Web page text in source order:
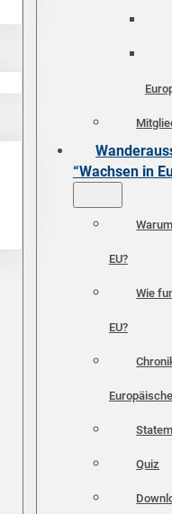
“Wachsen in
EU?
Wie
EU?
Quiz